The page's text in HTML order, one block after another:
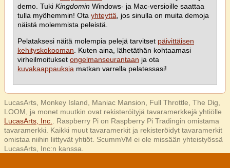
demo. Tuki Kingdomin Windows- ja Mac-versioille saattaa
tulla myöhemmin! Ota yhteyttä , jos sinulla on muita demoja
näistä molemmista peleistä.
Pelataksesi näitä molempia pelejä tarvitset päivittäisen
kehityskokooman . Kuten aina, lähetäthän kohtaamasi
virheilmoitukset ongelmanseurantaan ja ota
kuvakaappauksia matkan varrella pelatessasi!
LucasArts, Monkey Island, Maniac Mansion, Full Throttle, The Dig,
LOOM, ja monet muutkin ovat rekisteröityjä tavaramerkkejä yhtiölle
LucasArts, Inc.
. Raspberry Pi on Raspberry Pi Tradingin omistama
tavaramerkki. Kaikki muut tavaramerkit ja rekisteröidyt tavaramerkit
omistaa niihin liittyvät yhtiöt. ScummVM ei ole missään yhteistyössä
LucasArts, Inc:n kanssa.